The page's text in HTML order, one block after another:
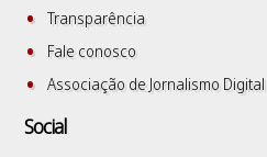
Transparência
Fale conosco
Associação de Jornalismo Digital
Social